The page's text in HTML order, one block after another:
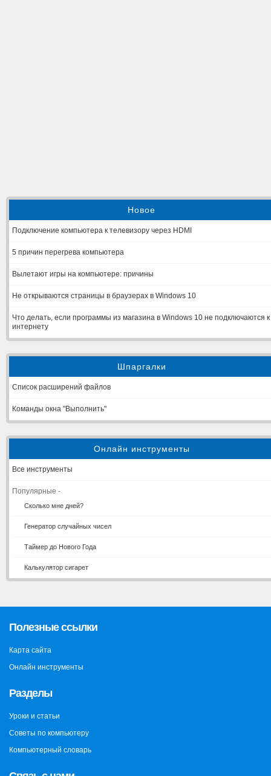
Новое
Подключение компьютера к телевизору через HDMI
5 причин перегрева компьютера
Вылетают игры на компьютере: причины
Не открываются страницы в браузерах в Windows 10
Что делать, если программы из магазина в Windows 10 не подключаются к
интернету
Шпаргалки
Список расширений файлов
Команды окна "Выполнить"
Онлайн инструменты
Все инструменты
Популярные -
Сколько мне дней?
Генератор случайных чисел
Таймер до Нового Года
Калькулятор сигарет
Полезные ссылки
Карта сайта
Онлайн инструменты
Разделы
Уроки и статьи
Советы по компьютеру
Компьютерный словарь